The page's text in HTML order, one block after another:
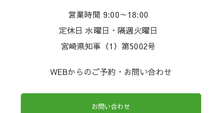
営業時間 9:00～18:00
定休日 水曜日・隔週火曜日
宮崎県知事（1）第5002号
WEBからのご予約・お問い合わせ
お問い合わせ